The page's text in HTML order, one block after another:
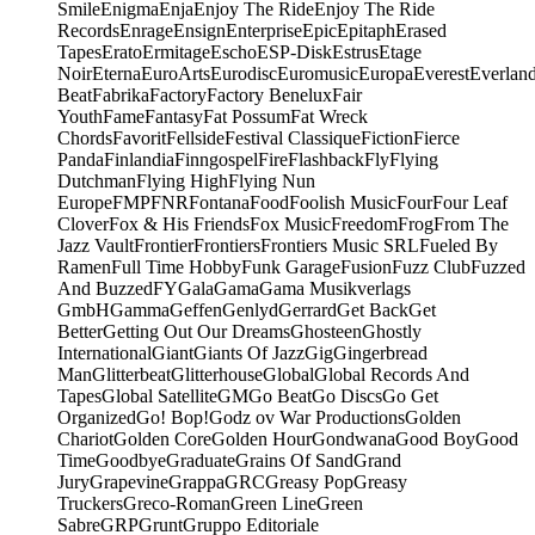
SmileEnigmaEnjaEnjoy The RideEnjoy The Ride
RecordsEnrageEnsignEnterpriseEpicEpitaphErased
TapesEratoErmitageEschoESP-DiskEstrusEtage
NoirEternaEuroArtsEurodiscEuromusicEuropaEverest
BeatFabrikaFactoryFactory BeneluxFair
YouthFameFantasyFat PossumFat Wreck
ChordsFavoritFellsideFestival ClassiqueFictionFierce
PandaFinlandiaFinngospelFireFlashbackFlyFlying
DutchmanFlying HighFlying Nun
EuropeFMPFNRFontanaFoodFoolish MusicFourFour Leaf
CloverFox & His FriendsFox MusicFreedomFrogFrom The
Jazz VaultFrontierFrontiersFrontiers Music SRLFueled By
RamenFull Time HobbyFunk GarageFusionFuzz ClubFuzzed
And BuzzedFYGalaGamaGama Musikverlags
GmbHGammaGeffenGenlydGerrardGet BackGet
BetterGetting Out Our DreamsGhosteenGhostly
InternationalGiantGiants Of JazzGigGingerbread
ManGlitterbeatGlitterhouseGlobalGlobal Records And
TapesGlobal SatelliteGMGo BeatGo DiscsGo Get
OrganizedGo! Bop!Godz ov War ProductionsGolden
ChariotGolden CoreGolden HourGondwanaGood BoyGood
TimeGoodbyeGraduateGrains Of SandGrand
JuryGrapevineGrappaGRCGreasy PopGreasy
TruckersGreco-RomanGreen LineGreen
SabreGRPGruntGruppo Editoriale